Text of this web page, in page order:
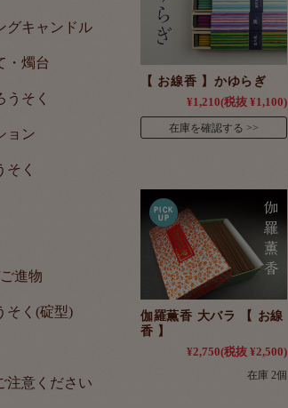
【 お線香 】かゆらぎ
¥1,210(税抜 ¥1,100)
在庫を確認する
伽羅薫香 大バラ 【 お線
香 】
¥2,750(税抜 ¥2,500)
在庫 2個
グキャンドル
・燭台
うそく
ョン
そく
進物
そく(碇型)
注意ください